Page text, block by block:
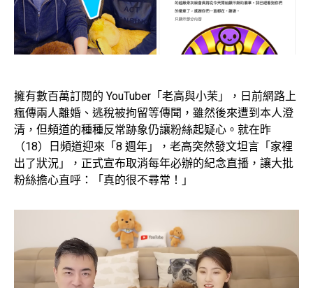
擁有數百萬訂閱的 YouTuber「老高與小茉」，日前網路上
瘋傳兩人離婚、逃稅被拘留等傳聞，雖然後來遭到本人澄
清，但頻道的種種反常跡象仍讓粉絲起疑心。就在昨
（18）日頻道迎來「8 週年」，老高突然發文坦言「家裡
出了狀況」，正式宣布取消每年必辦的紀念直播，讓大批
粉絲擔心直呼：「真的很不尋常！」